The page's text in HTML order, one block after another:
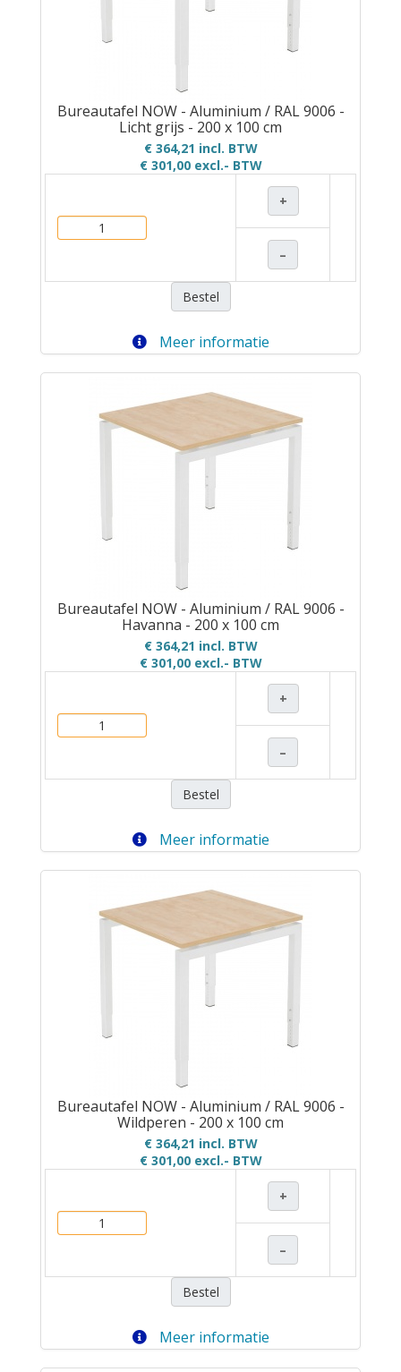
Bureautafel NOW - Aluminium / RAL 9006 -
Licht grijs - 200 x 100 cm
€ 364,21 incl. BTW
€ 301,00excl.- BTW
+
–
Bestel
Meer informatie
Bureautafel NOW - Aluminium / RAL 9006 -
Havanna - 200 x 100 cm
€ 364,21 incl. BTW
€ 301,00excl.- BTW
+
–
Bestel
Meer informatie
Bureautafel NOW - Aluminium / RAL 9006 -
Wildperen - 200 x 100 cm
€ 364,21 incl. BTW
€ 301,00excl.- BTW
+
–
Bestel
Meer informatie